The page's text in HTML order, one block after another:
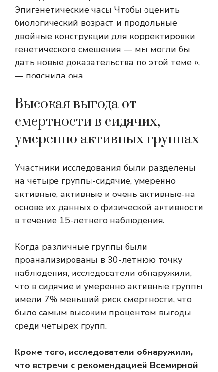
Эпигенетические часы Чтобы оценить
биологический возраст и продольные
двойные конструкции для корректировки
генетического смешения — мы могли бы
дать новые доказательства по этой теме »,
— пояснила она.
Высокая выгода от
смертности в сидячих,
умеренно активных группах
Участники исследования были разделены
на четыре группы-сидячие, умеренно
активные, активные и очень активные-на
основе их данных о физической активности
в течение 15-летнего наблюдения.
Когда различные группы были
проанализированы в 30-летнюю точку
наблюдения, исследователи обнаружили,
что в сидячие и умеренно активные группы
имели 7% меньший риск смертности, что
было самым высоким процентом выгоды
среди четырех групп.
Кроме того, исследователи обнаружили,
что встречи с рекомендацией Всемирной